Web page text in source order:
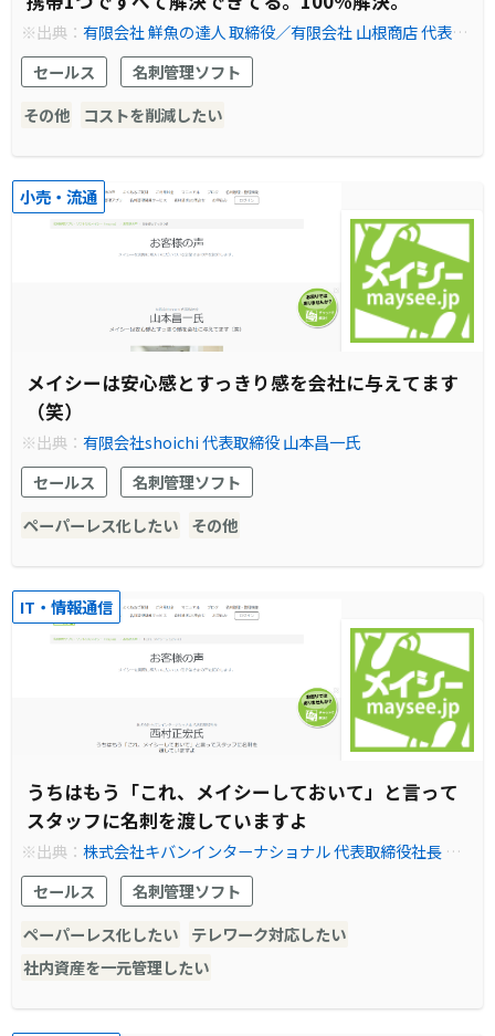
※出典：有限会社 鮮魚の達人 取締役／有限会社 山根商店 代表取
締役 山根 博信氏
セールス
名刺管理ソフト
その他
コストを削減したい
小売・流通
メイシーは安心感とすっきり感を会社に与えてます
（笑）
※出典：有限会社shoichi 代表取締役 山本昌一氏
セールス
名刺管理ソフト
ペーパーレス化したい
その他
IT・情報通信
うちはもう「これ、メイシーしておいて」と言って
スタッフに名刺を渡していますよ
※出典：株式会社キバンインターナショナル 代表取締役社長 西
村正宏氏
セールス
名刺管理ソフト
ペーパーレス化したい
テレワーク対応したい
社内資産を一元管理したい